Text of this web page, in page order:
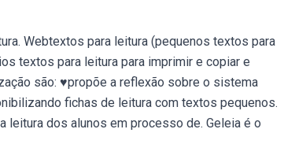
Webtextos para leitura (pequenos textos para
textos para leitura para imprimir e copiar e
são: ♥propõe a reflexão sobre o sistema
fichas de leitura com textos pequenos.
leitura dos alunos em processo de. Geleia é o